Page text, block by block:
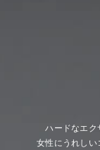
ハードなエク
女性にうれし